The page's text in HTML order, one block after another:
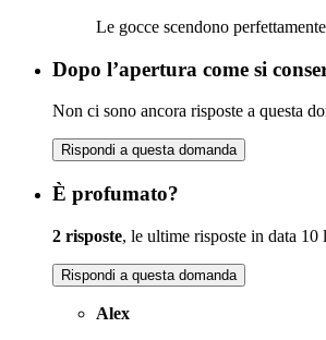
Le gocce scendono perfettamente
Dopo l’apertura come si
Non ci sono ancora risposte a questa
Rispondi a questa domanda
È profumato?
2 risposte, le ultime risposte in data 10
Rispondi a questa domanda
Alex